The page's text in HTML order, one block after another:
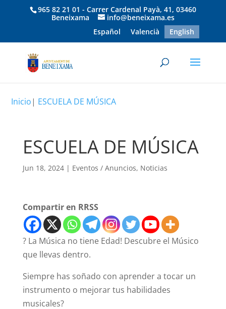
965 82 21 01 - Carrer Cardenal Payà, 41, 03460
Beneixama
info@beneixama.es
Español
Valencià English
Inicio| ESCUELA DE MÚSICA
ESCUELA DE MÚSICA
Jun 18, 2024| Eventos / Anuncios, Noticias
Compartir en RRSS
? La Música no tiene Edad! Descubre el Músico
que llevas dentro.
Siempre has soñado con aprender a tocar un
instrumento o mejorar tus habilidades
musicales?